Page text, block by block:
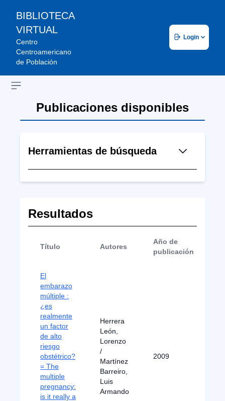
BIBLIOTECA
VIRTUAL
Centro
Centroamericano
de Población
Login
Open sidebar
Publicaciones disponibles
Herramientas de búsqueda
Resultados
Título Autores
Año de
publicación
El
embarazo
múltiple :
¿es
realmente
un factor
de alto
riesgo
obstétrico?
= The
multiple
pregnancy:
is it really a
Herrera
León,
Lorenzo
/
Martínez
Barreiro,
Luis
Armando
2009